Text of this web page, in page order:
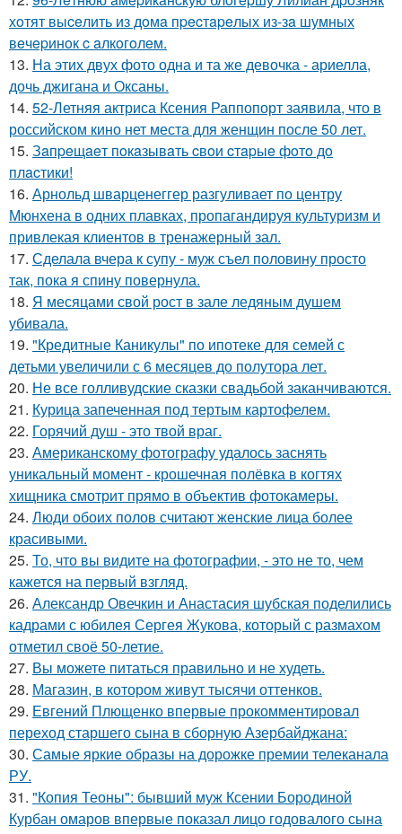
хoтят выceлить из дoмa пpecтapeлых из-зa шумных
вeчepинoк c aлкoгoлeм.
13. На этих двух фото одна и та же девочка - ариелла,
дочь джигана и Оксаны.
14. 52-Летняя актриса Ксения Раппопорт заявила, что в
российском кино нет места для женщин после 50 лет.
15. Зaпpeщaeт пoкaзывaть cвoи cтapыe фoтo дo
плacтики!
16. Арнольд шварценеггер разгуливает по центру
Мюнхена в одних плавках, пропагандируя культуризм и
привлекая клиентов в тренажерный зал.
17. Сделала вчера к супу - муж съел половину просто
так, пока я спину повернула.
18. Я месяцами свой рост в зале ледяным душем
убивала.
19. "Кредитные Каникулы" по ипотеке для семей с
детьми увеличили с 6 месяцев до полутора лет.
20. Не все голливудские сказки свадьбой заканчиваются.
21. Курица запеченная под тертым картофелем.
22. Горячий душ - это твой враг.
23. Американскому фотографу удалось заснять
уникальный момент - крошечная полёвка в когтях
хищника смотрит прямо в объектив фотокамеры.
24. Люди обоих полов считают женские лица более
красивыми.
25. То, что вы видите на фотографии, - это не то, чем
кажется на первый взгляд.
26. Александр Овечкин и Анастасия шубская поделились
кадрами с юбилея Сергея Жукова, который с размахом
отметил своё 50-летие.
27. Вы можете питаться правильно и не худеть.
28. Магазин, в котором живут тысячи оттенков.
29. Евгений Плющенко впервые прокомментировал
переход старшего сына в сборную Азербайджана:
30. Самые яркие образы на дорожке премии телеканала
РУ.
31. "Копия Теоны": бывший муж Ксении Бородиной
Курбан омаров впервые показал лицо годовалого сына